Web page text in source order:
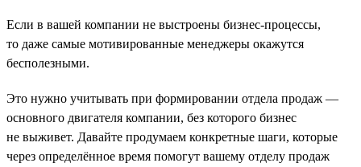
Если в вашей компании не выстроены бизнес-процессы,
то даже самые мотивированные менеджеры окажутся
бесполезными.
Это нужно учитывать при формировании отдела продаж —
основного двигателя компании, без которого бизнес
не выживет. Давайте продумаем конкретные шаги, которые
через определённое время помогут вашему отделу продаж